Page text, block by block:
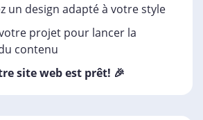
un design adapté à votre style
projet pour lancer la
contenu
site web est prêt! 🎉